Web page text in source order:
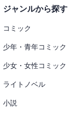
ジャンルから探す
コミック
少年・青年コミック
少女・女性コミック
ライトノベル
小説